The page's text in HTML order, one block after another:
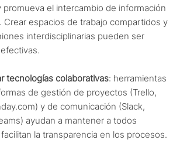
promueva el intercambio de información
Crear espacios de trabajo compartidos y
interdisciplinarias pueden ser
tecnologías colaborativas: herramientas
de gestión de proyectos (Trello,
y de comunicación (Slack,
ayudan a mantener a todos
la transparencia en los procesos.